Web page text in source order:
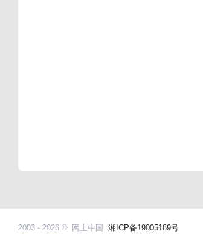
2003 - 2026 © 网上中国 湘ICP备19005189号